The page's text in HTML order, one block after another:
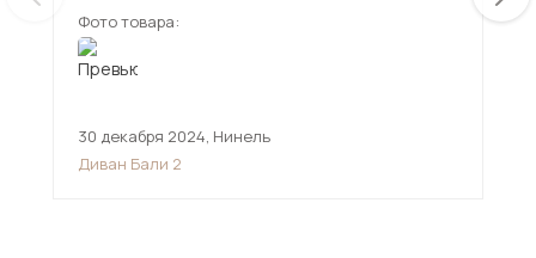
вежливые, аккуратные.
Фото товара:
30 декабря 2024, Нинель
Диван Бали 2